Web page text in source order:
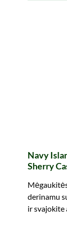
Navy
Sherry
derinamu
ir svajokite